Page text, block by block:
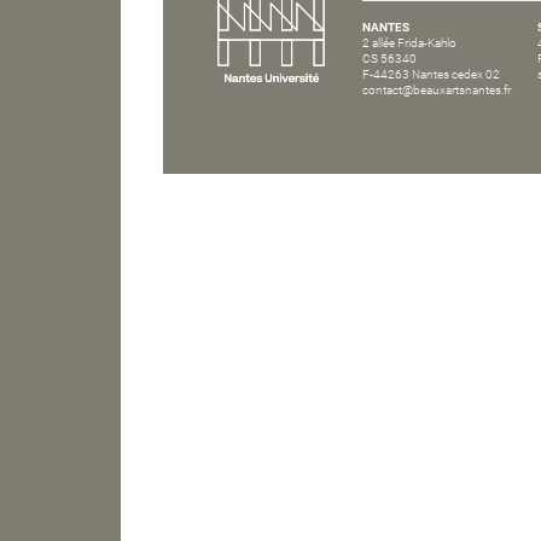
NANTES
2 allée Frida-Kahlo
CS 56340
F-44263 Nantes cedex 02
contact@beauxartsnantes.fr